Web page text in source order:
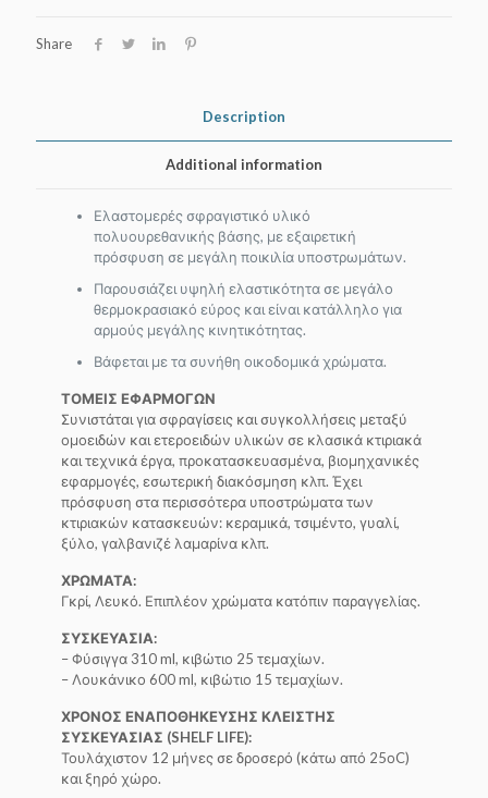
quantity
Share
Description
Additional information
Ελαστομερές σφραγιστικό υλικό
πολυουρεθανικής βάσης, με εξαιρετική
πρόσφυση σε μεγάλη ποικιλία υποστρωμάτων.
Παρουσιάζει υψηλή ελαστικότητα σε μεγάλο
θερμοκρασιακό εύρος και είναι κατάλληλο για
αρμούς μεγάλης κινητικότητας.
Βάφεται με τα συνήθη οικοδομικά χρώματα.
ΤΟΜΕΙΣ ΕΦΑΡΜΟΓΩΝ
Συνιστάται για σφραγίσεις και συγκολλήσεις μεταξύ
ομοειδών και ετεροειδών υλικών σε κλασικά κτιριακά
και τεχνικά έργα, προκατασκευασμένα, βιομηχανικές
εφαρμογές, εσωτερική διακόσμηση κλπ. Έχει
πρόσφυση στα περισσότερα υποστρώματα των
κτιριακών κατασκευών: κεραμικά, τσιμέντο, γυαλί,
ξύλο, γαλβανιζέ λαμαρίνα κλπ.
ΧΡΩΜΑΤΑ:
Γκρί, Λευκό. Επιπλέον χρώματα κατόπιν παραγγελίας.
ΣΥΣΚΕΥΑΣΙΑ:
– Φύσιγγα 310 ml, κιβώτιο 25 τεμαχίων.
– Λουκάνικο 600 ml, κιβώτιο 15 τεμαχίων.
ΧΡΟΝΟΣ ΕΝΑΠΟΘΗΚΕΥΣΗΣ ΚΛΕΙΣΤΗΣ
ΣΥΣΚΕΥΑΣΙΑΣ (SHELF LIFE):
Τουλάχιστον 12 μήνες σε δροσερό (κάτω από 25οC)
και ξηρό χώρο.